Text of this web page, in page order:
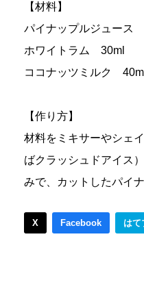
【材料】
パイナップルジュース
ホワイトラム 30ml
ココナッツミルク 40ml
【作り方】
材料をミキサーやシェ
ばクラッシュドアイス
みで、カットしたパイ
X Facebook はて